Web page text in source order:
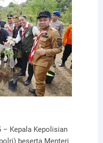
– Kepala Kepolisian
beserta Menteri